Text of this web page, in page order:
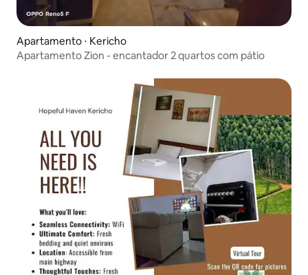
Apartamento ⋅ Kericho
Apartamento Zion - encantador 2 quartos com pátio